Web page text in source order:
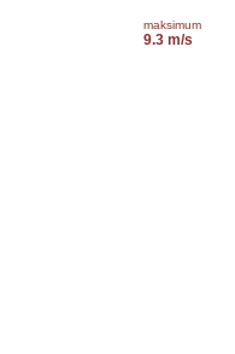
maksimum
9.3 m/s